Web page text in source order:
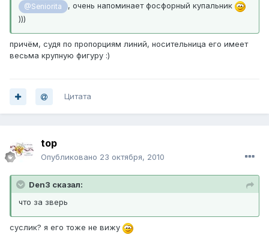
@Seniorita
, очень напоминает фосфорный купальник
)))
причём, судя по пропорциям линий, носительница его имеет
весьма крупную фигуру :)
Цитата
top
Опубликовано 23 октября, 2010
Den3 сказал:
что за зверь
суслик? я его тоже не вижу